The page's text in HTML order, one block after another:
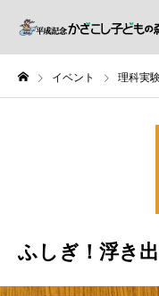
イベント 理科実
ふしぎ！浮き